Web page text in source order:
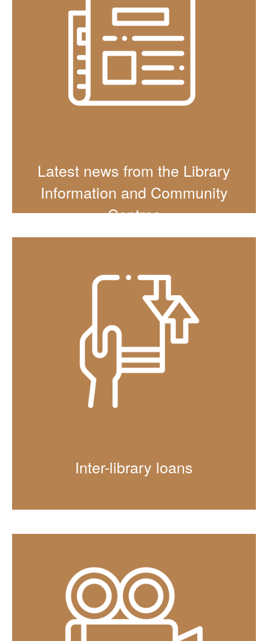
Latest news from the Library
Information and Community
Centres
Inter-library loans